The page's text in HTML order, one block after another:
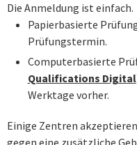
Die Anmeldung ist einfach.
Papierbasierte
Prüfungstermin.
Computerbasierte
Qualifications Digital
Werktage vorher.
Einige Zentren